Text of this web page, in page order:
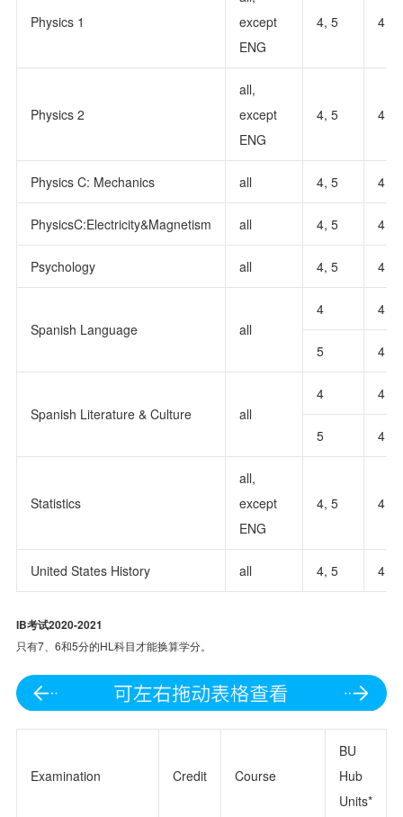
Physics 1
except
ENG
4, 5 4
Physics 2
all,
except
ENG
4, 5 4
Physics C: Mechanics all 4, 5 4
PhysicsC:Electricity&Magnetism all 4, 5 4
Psychology all 4, 5 4
Spanish Language all
4 4
5 4
Spanish Literature & Culture all
4 4
5 4
Statistics
all,
except
ENG
4, 5 4
United States History all 4, 5 4
IB考试2020-2021
只有7、6和5分的HL科目才能换算学分。
Examination Credit Course
BU
Hub
Units*